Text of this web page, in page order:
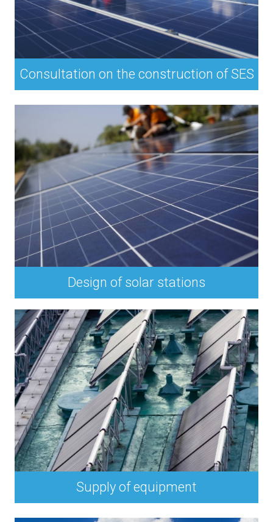
Consultation on the construction of SES
Design of solar stations
Supply of equipment